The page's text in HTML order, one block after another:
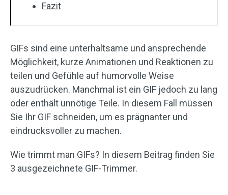
Fazit
GIFs sind eine unterhaltsame und ansprechende
Möglichkeit, kurze Animationen und Reaktionen zu
teilen und Gefühle auf humorvolle Weise
auszudrücken. Manchmal ist ein GIF jedoch zu lang
oder enthält unnötige Teile. In diesem Fall müssen
Sie Ihr GIF schneiden, um es prägnanter und
eindrucksvoller zu machen.
Wie trimmt man GIFs? In diesem Beitrag finden Sie
3 ausgezeichnete GIF-Trimmer.